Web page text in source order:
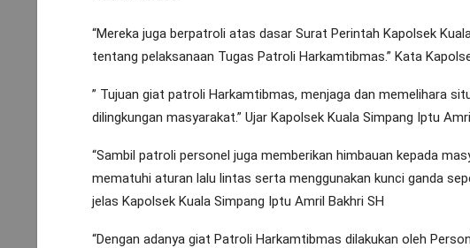
“Mereka juga berpatroli atas dasar Surat Perintah Kapolsek
tentang pelaksanaan Tugas Patroli Harkamtibmas.” Kata
” Tujuan giat patroli Harkamtibmas, menjaga dan memelihara
dilingkungan masyarakat.” Ujar Kapolsek Kuala Simpang Iptu
“Sambil patroli personel juga memberikan himbauan kepada
mematuhi aturan lalu lintas serta menggunakan kunci ganda
jelas Kapolsek Kuala Simpang Iptu Amril Bakhri SH
“Dengan adanya giat Patroli Harkamtibmas dilakukan oleh